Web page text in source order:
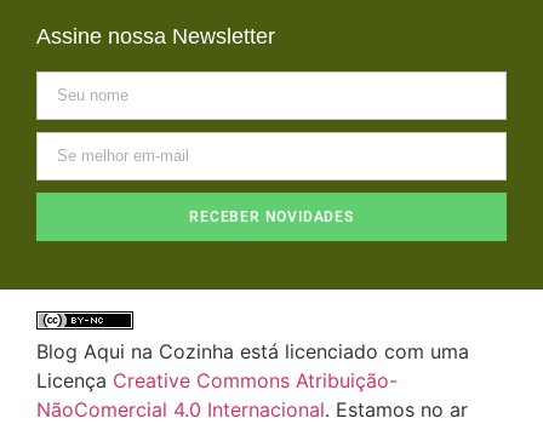
Assine nossa Newsletter
RECEBER NOVIDADES
Blog Aqui na Cozinha está licenciado com uma
Licença Creative Commons Atribuição-
NãoComercial 4.0 Internacional. Estamos no ar